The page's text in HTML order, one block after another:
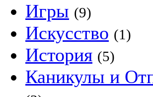
Игры (9)
Искусство (1)
История (5)
Каникулы и